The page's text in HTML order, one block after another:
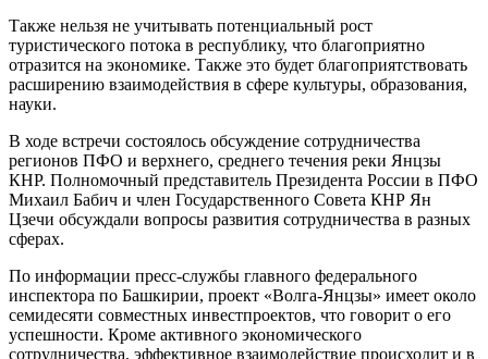
Также нельзя не учитывать потенциальный рост
туристического потока в республику, что благоприятно
отразится на экономике. Также это будет благоприятствовать
расширению взаимодействия в сфере культуры, образования,
науки.
В ходе встречи состоялось обсуждение сотрудничества
регионов ПФО и верхнего, среднего течения реки Янцзы
КНР. Полномочный представитель Президента России в ПФО
Михаил Бабич и член Государственного Совета КНР Ян
Цзечи обсуждали вопросы развития сотрудничества в разных
сферах.
По информации пресс-службы главного федерального
инспектора по Башкирии, проект «Волга-Янцзы» имеет около
семидесяти совместных инвестпроектов, что говорит о его
успешности. Кроме активного экономического
сотрудничества, эффективное взаимодействие происходит и в